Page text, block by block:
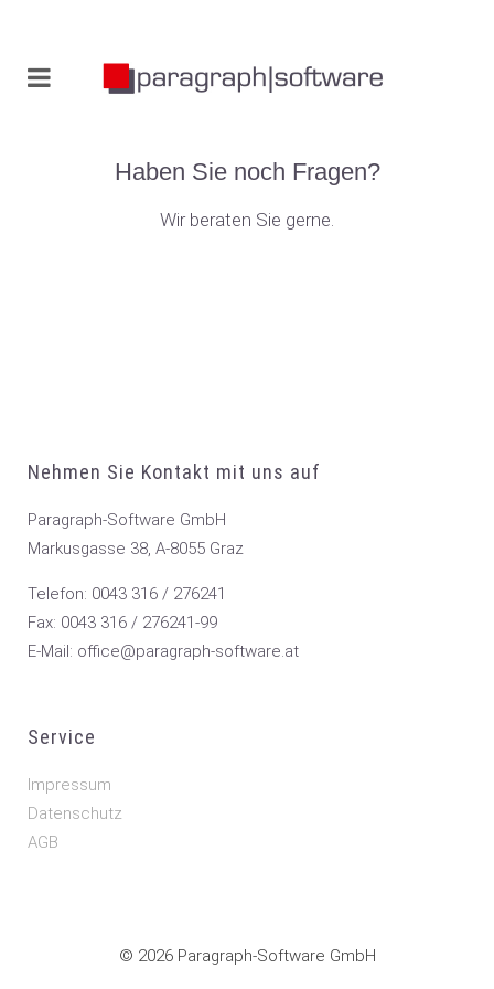
Haben Sie noch Fragen?
Wir beraten Sie gerne.
Nehmen Sie Kontakt mit uns auf
Paragraph-Software GmbH
Markusgasse 38, A-8055 Graz
Telefon: 0043 316 / 276241
Fax: 0043 316 / 276241-99
E-Mail: office@paragraph-software.at
Service
Impressum
Datenschutz
AGB
© 2026 Paragraph-Software GmbH